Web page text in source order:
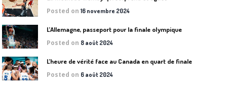
Posted on16 novembre 2024
L’Allemagne, passeport pour la finale olympique
Posted on 8 août 2024
L’heure de vérité face au Canada en quart de finale
Posted on 6 août 2024